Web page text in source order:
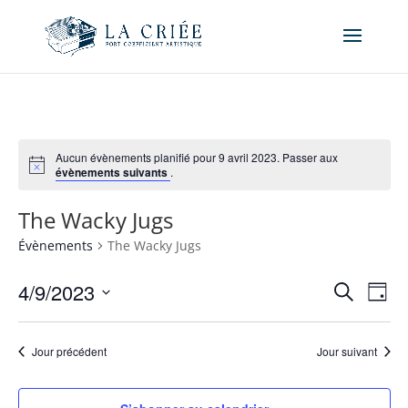
Aucun évènements planifié pour 9 avril 2023. Passer aux
évènements suivants .
The Wacky Jugs
Évènements The Wacky Jugs
et
de
vues
Recherche
de
Jour
4/9/2023
date.Jour précédent Jour suivant